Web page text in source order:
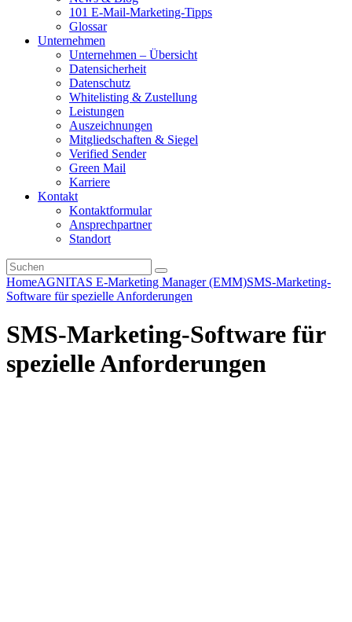
101 E-Mail-Marketing-Tipps
Glossar
Unternehmen
Unternehmen – Übersicht
Datensicherheit
Datenschutz
Whitelisting & Zustellung
Leistungen
Auszeichnungen
Mitgliedschaften & Siegel
Verified Sender
Green Mail
Karriere
Kontakt
Kontaktformular
Ansprechpartner
Standort
HomeAGNITAS E-Marketing Manager (EMM)SMS-Marketing-
Software für spezielle Anforderungen
SMS-Marketing-Software für
spezielle Anforderungen